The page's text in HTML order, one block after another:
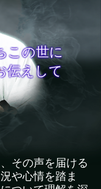
その声を届ける
や心情を踏ま